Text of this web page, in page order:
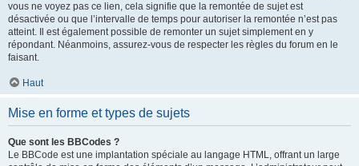
vous ne voyez pas ce lien, cela signifie que la remontée de sujet est
désactivée ou que l’intervalle de temps pour autoriser la remontée n’est pas
atteint. Il est également possible de remonter un sujet simplement en y
répondant. Néanmoins, assurez-vous de respecter les règles du forum en le
faisant.
Haut
Mise en forme et types de sujets
Que sont les BBCodes ?
Le BBCode est une implantation spéciale au langage HTML, offrant un large